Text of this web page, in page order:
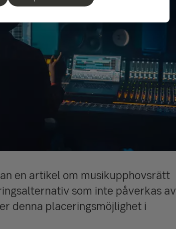
en artikel om musikupphovsrätt
som inte påverkas av
denna placeringsmöjlighet i